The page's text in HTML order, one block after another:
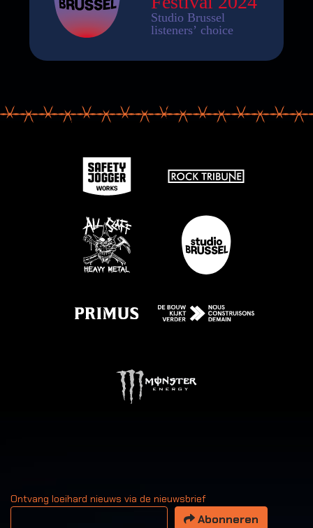
Ontvang loeihard nieuws via de nieuwsbrief
Uw email adres
Abonneren